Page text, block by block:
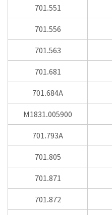
701.551
701.556
701.563
701.681
701.684A
M1831.005900
701.793A
701.805
701.871
701.872